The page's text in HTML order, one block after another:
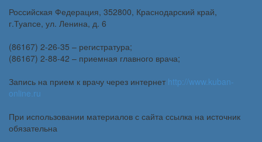
Российская Федерация, 352800, Краснодарский край,
г.Туапсе, ул. Ленина, д. 6
(86167) 2-26-35 – регистратура;
(86167) 2-88-42 – приемная главного врача;
Запись на прием к врачу через интернет http://www.kuban-
online.ru
При использовании материалов с сайта ссылка на источник
обязательна